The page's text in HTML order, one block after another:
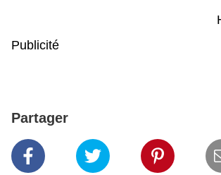
Publicité
Partager